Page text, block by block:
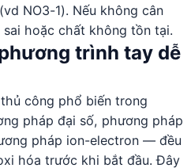
NO3-1). Nếu không cân
hoặc chất không tồn tại.
trình tay dễ
công phổ biến trong
pháp đại số, phương pháp
pháp ion-electron — đều
hóa trước khi bắt đầu. Đây